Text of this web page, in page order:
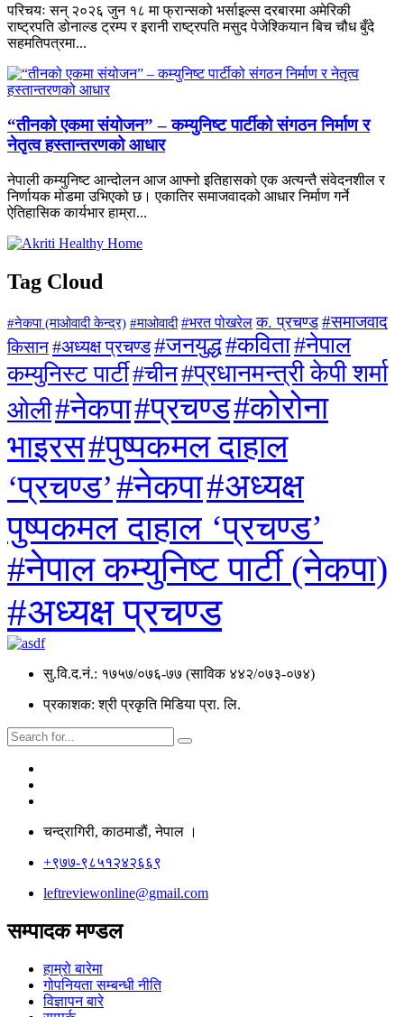
परिचयः सन् २०२६ जुन १८ मा फ्रान्सको भर्साइल्स दरबारमा अमेरिकी
राष्ट्रपति डोनाल्ड ट्रम्प र इरानी राष्ट्रपति मसुद पेजेश्कियान बिच चौध बुँदे
सहमतिपत्रमा...
“तीनको एकमा संयोजन” – कम्युनिष्ट पार्टीको संगठन निर्माण र
नेतृत्व हस्तान्तरणको आधार
नेपाली कम्युनिष्ट आन्दोलन आज आफ्नो इतिहासको एक अत्यन्तै संवेदनशील र
निर्णायक मोडमा उभिएको छ। एकातिर समाजवादको आधार निर्माण गर्ने
ऐतिहासिक कार्यभार हाम्रा...
Tag Cloud
#नेकपा (माओवादी केन्द्र) #माओवादी #भरत पोखरेल क. प्रचण्ड #समाजवाद
किसान#अध्यक्ष प्रचण्ड#जनयुद्ध#कविता#नेपाल
कम्युनिस्ट पार्टी#चीन#प्रधानमन्त्री केपी शर्मा
ओली#नेकपा#प्रचण्ड#कोरोना
भाइरस#पुष्पकमल दाहाल
‘प्रचण्ड’#नेकपा#अध्यक्ष
पुष्पकमल दाहाल ‘प्रचण्ड’
#नेपाल कम्युनिष्ट पार्टी (नेकपा)
#अध्यक्ष प्रचण्ड
सु.वि.द.नं.: १७५७/०७६-७७ (साविक ४४२/०७३-०७४)
प्रकाशक: श्री प्रकृति मिडिया प्रा. लि.
चन्द्रागिरी, काठमाडाैं, नेपाल ।
+९७७-९८५१२४२६६९
leftreviewonline@gmail.com
सम्पादक मण्डल
हाम्रो बारेमा
गोपनियता सम्बन्धी नीति
विज्ञापन बारे